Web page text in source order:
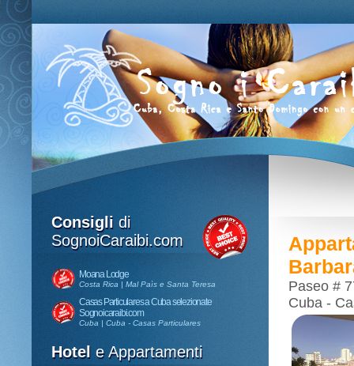
Consigli di
SognoiCaraibi.com
Moana Lodge
Costa Rica | Mal Paìs e Santa Teresa
Casas Particulares a Cuba selezionate
Sognoicaraibi.com
Cuba | Cuba - Casas Particulares
Hotel e Appartamenti
Paseo #
Cuba -